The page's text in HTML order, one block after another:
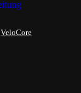
VeloCore